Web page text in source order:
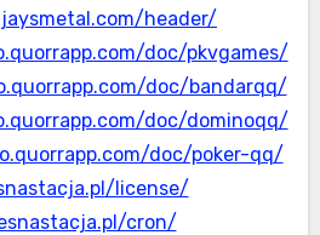
header/
doc/pkvgames/
doc/bandarqq/
doc/dominoqq/
doc/poker-qq/
license/
cron/